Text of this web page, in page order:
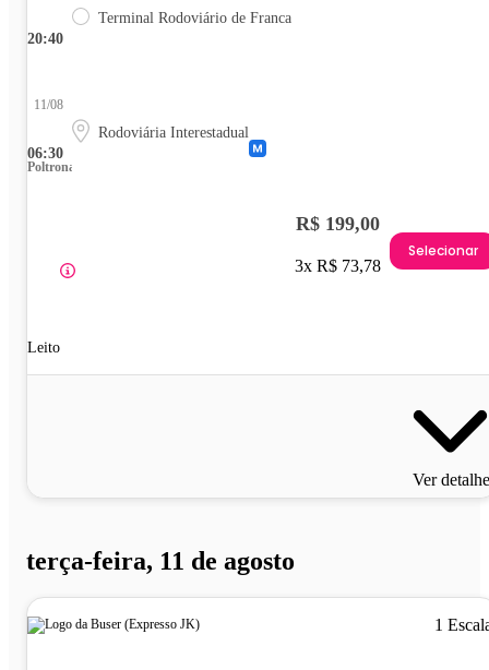
20:40
Terminal Rodoviário de Franca
06:30
11/08
Rodoviária Interestadual
Poltrona
Leito
R$ 199,00
3x R$ 73,78
Selecionar
Ver
terça-feira, 11 de agosto
1